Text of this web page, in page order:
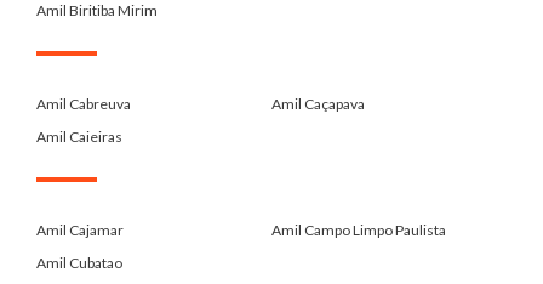
Amil Biritiba Mirim
Amil Cabreuva
Amil Caçapava
Amil Caieiras
Amil Cajamar
Amil Campo Limpo Paulista
Amil Cubatao